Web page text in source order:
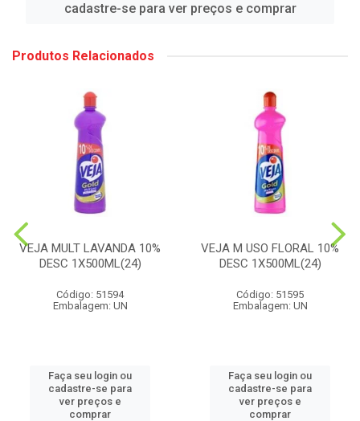
cadastre-se para ver preços e comprar
Produtos Relacionados
VEJA MULT LAVANDA 10%
DESC 1X500ML(24)
Código: 51594
Embalagem: UN
Faça seu login ou
cadastre-se para
ver preços e
comprar
VEJA M USO FLORAL 10%
DESC 1X500ML(24)
Código: 51595
Embalagem: UN
Faça seu login ou
cadastre-se para
ver preços e
comprar